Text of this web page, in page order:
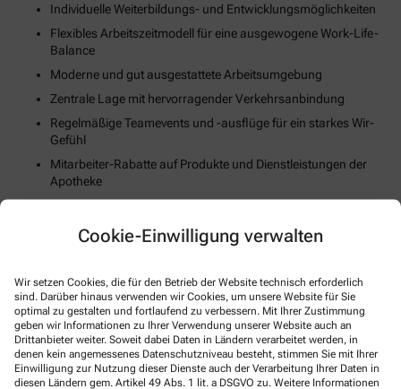
Cookie-Einwilligung verwalten
Wir setzen Cookies, die für den Betrieb der Website technisch erforderlich
sind. Darüber hinaus verwenden wir Cookies, um unsere Website für Sie
optimal zu gestalten und fortlaufend zu verbessern. Mit Ihrer Zustimmung
geben wir Informationen zu Ihrer Verwendung unserer Website auch an
Drittanbieter weiter. Soweit dabei Daten in Ländern verarbeitet werden, in
denen kein angemessenes Datenschutzniveau besteht, stimmen Sie mit Ihrer
Einwilligung zur Nutzung dieser Dienste auch der Verarbeitung Ihrer Daten in
diesen Ländern gem. Artikel 49 Abs. 1 lit. a DSGVO zu. Weitere Informationen
Individuelle Weiterbildungs- und Entwicklungsmöglichkeiten
Flexibles Arbeitszeitmodell für eine ausgewogene Work-Life-
Balance
Moderne und gut ausgestattete Arbeitsumgebung
Zentrale Lage mit hervorragender Verkehrsanbindung
Regelmäßige Teamevents und -ausflüge für ein starkes Wir-
Gefühl
Mitarbeiter-Rabatte auf Produkte und Dienstleistungen der
Apotheke
Unterstützung bei der Wohnungssuche oder Umzugskosten
Fortschrittliche Digitalisierungs- und Technologiestrategie
körperlichen Wohlbefindens
So können Sie sich bewerben
E-Mail